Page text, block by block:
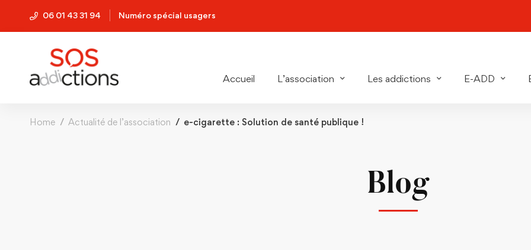
06 01 43 31 94 Numéro spécial usagers
Accueil L’association Les addictions E-ADD
Home Actualité de l’association e-cigarette : Solution de santé publique !
Blog